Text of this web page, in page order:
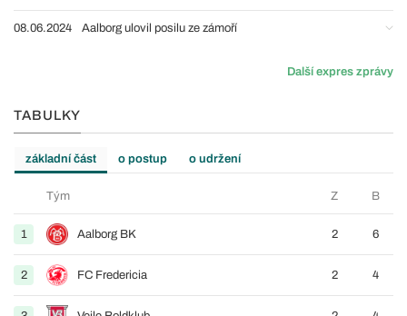
08.06.2024 Aalborg ulovil posilu ze zámoří
Další expres zprávy
TABULKY
základní část o postup o udržení
Tým Z B
1 Aalborg BK 2 6
2 FC Fredericia 2 4